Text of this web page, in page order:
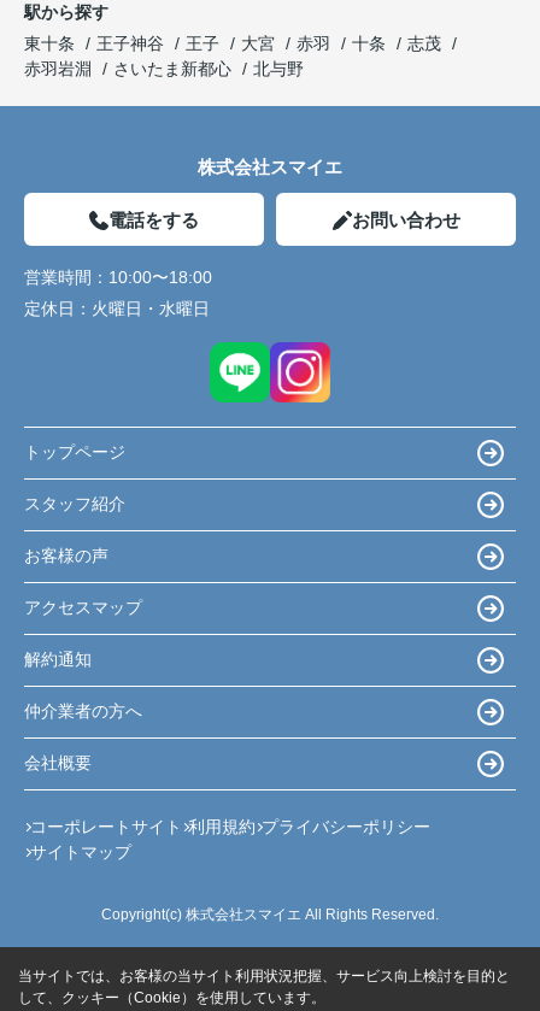
駅から探す
東十条
王子神谷 王子 大宮 赤羽 十条
志茂
赤羽岩淵
さいたま新都心 北与野
株式会社スマイエ
電話をする お問い合わせ
営業時間： 10:00〜18:00
定休日： 火曜日・水曜日
トップページ
スタッフ紹介
お客様の声
アクセスマップ
解約通知
仲介業者の方へ
会社概要
コーポレートサイト 利用規約 プライバシーポリシー
サイトマップ
Copyright(c) 株式会社スマイエ All Rights Reserved.
当サイトでは、お客様の当サイト利用状況把握、サービス向上検討を目的と
して、クッキー（Cookie）を使用しています。